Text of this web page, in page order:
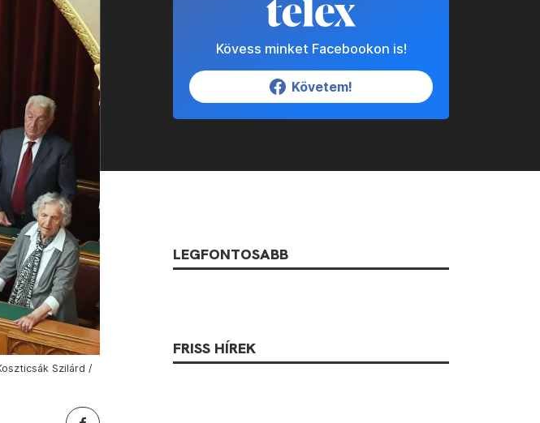
Szilárd /
Kövess minket Facebookon is!
Követem!
LEGFONTOSABB
FRISS HÍREK